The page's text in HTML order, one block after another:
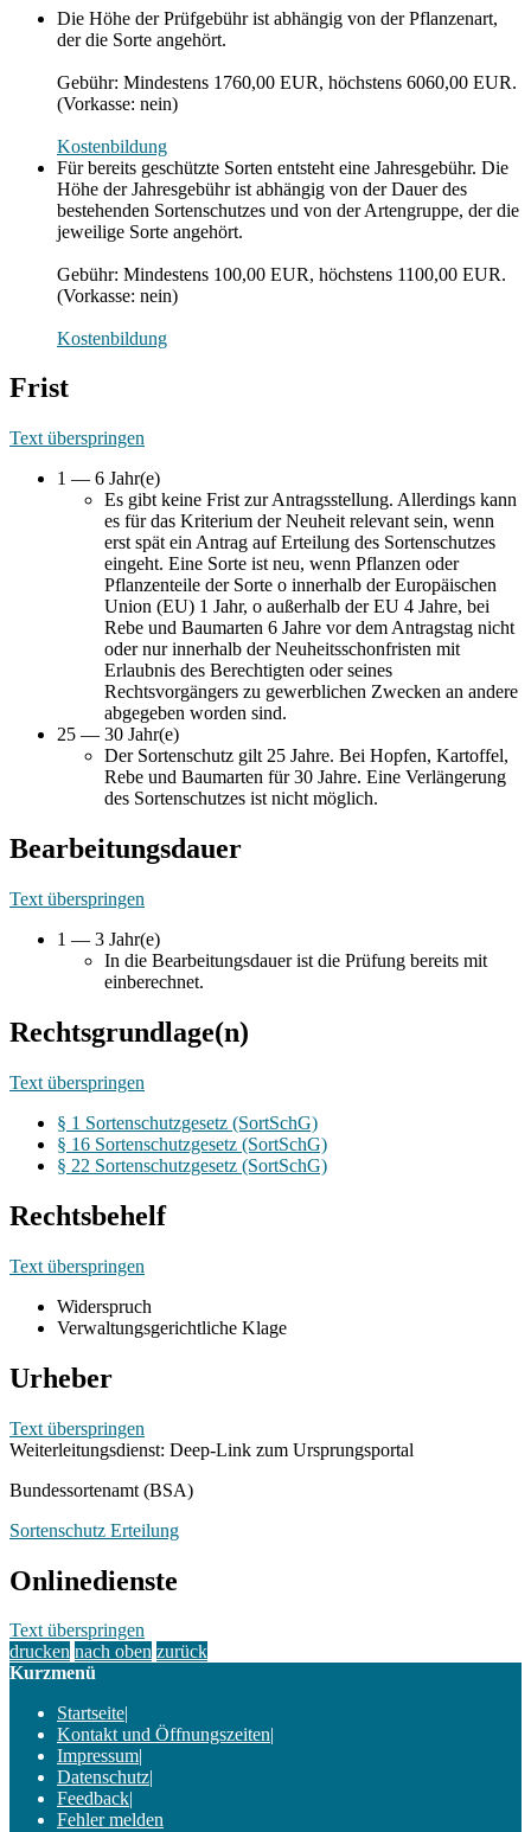
Die Höhe der Prüfgebühr ist abhängig von der Pflanzenart,
der die Sorte angehört.
Gebühr: Mindestens 1760,00 EUR, höchstens 6060,00 EUR.
(Vorkasse: nein)
Kostenbildung
Für bereits geschützte Sorten entsteht eine Jahresgebühr. Die
Höhe der Jahresgebühr ist abhängig von der Dauer des
bestehenden Sortenschutzes und von der Artengruppe, der die
jeweilige Sorte angehört.
Gebühr: Mindestens 100,00 EUR, höchstens 1100,00 EUR.
(Vorkasse: nein)
Kostenbildung
Frist
Text überspringen
1 — 6 Jahr(e)
Es gibt keine Frist zur Antragsstellung. Allerdings kann
es für das Kriterium der Neuheit relevant sein, wenn
erst spät ein Antrag auf Erteilung des Sortenschutzes
eingeht. Eine Sorte ist neu, wenn Pflanzen oder
Pflanzenteile der Sorte o innerhalb der Europäischen
Union (EU) 1 Jahr, o außerhalb der EU 4 Jahre, bei
Rebe und Baumarten 6 Jahre vor dem Antragstag nicht
oder nur innerhalb der Neuheitsschonfristen mit
Erlaubnis des Berechtigten oder seines
Rechtsvorgängers zu gewerblichen Zwecken an andere
abgegeben worden sind.
25 — 30 Jahr(e)
Der Sortenschutz gilt 25 Jahre. Bei Hopfen, Kartoffel,
Rebe und Baumarten für 30 Jahre. Eine Verlängerung
des Sortenschutzes ist nicht möglich.
Bearbeitungsdauer
Text überspringen
1 — 3 Jahr(e)
In die Bearbeitungsdauer ist die Prüfung bereits mit
einberechnet.
Rechtsgrundlage(n)
Text überspringen
§ 1 Sortenschutzgesetz (SortSchG)
§ 16 Sortenschutzgesetz (SortSchG)
§ 22 Sortenschutzgesetz (SortSchG)
Rechtsbehelf
Text überspringen
Widerspruch
Verwaltungsgerichtliche Klage
Urheber
Text überspringen
Weiterleitungsdienst: Deep-Link zum Ursprungsportal
Bundessortenamt (BSA)
Sortenschutz Erteilung
Onlinedienste
Text überspringen
drucken nach oben zurück
Kurzmenü
Startseite|
Kontakt und Öffnungszeiten|
Impressum|
Datenschutz|
Feedback|
Fehler melden